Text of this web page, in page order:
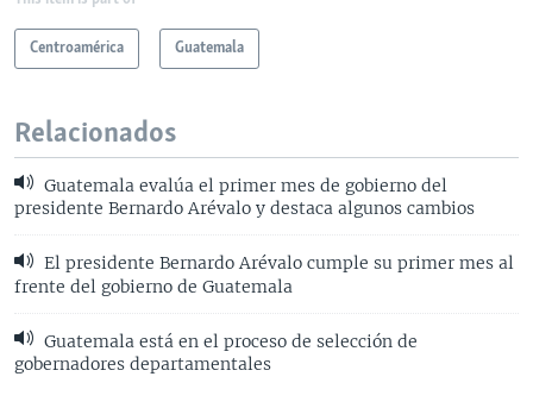
Centroamérica Guatemala
Relacionados
Guatemala evalúa el primer mes de gobierno del
presidente Bernardo Arévalo y destaca algunos cambios
El presidente Bernardo Arévalo cumple su primer mes al
frente del gobierno de Guatemala
Guatemala está en el proceso de selección de
gobernadores departamentales